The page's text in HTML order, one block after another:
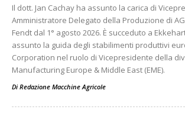
Il dott. Jan Cachay ha assunto la carica di
Amministratore Delegato della Produzione di
Fendt dal 1° agosto 2026. È succeduto a
assunto la guida degli stabilimenti produttivi
Corporation nel ruolo di Vicepresidente della
Manufacturing Europe & Middle East (EME).
Di Redazione Macchine Agricole